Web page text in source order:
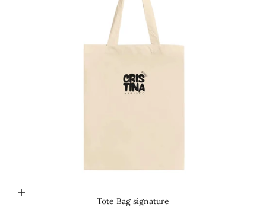
Choisir les options
Tote Bag signature